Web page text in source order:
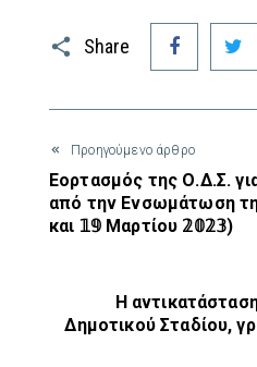
Share
Προηγούμενο άρθρο
Εορτασμός της Ο.Δ.Σ.
από την Ενσωμάτωση
και 𝟙𝟡 Μαρτίου 𝟚𝟘𝟚𝟛)
Η
Δημοτικού Σταδίου,